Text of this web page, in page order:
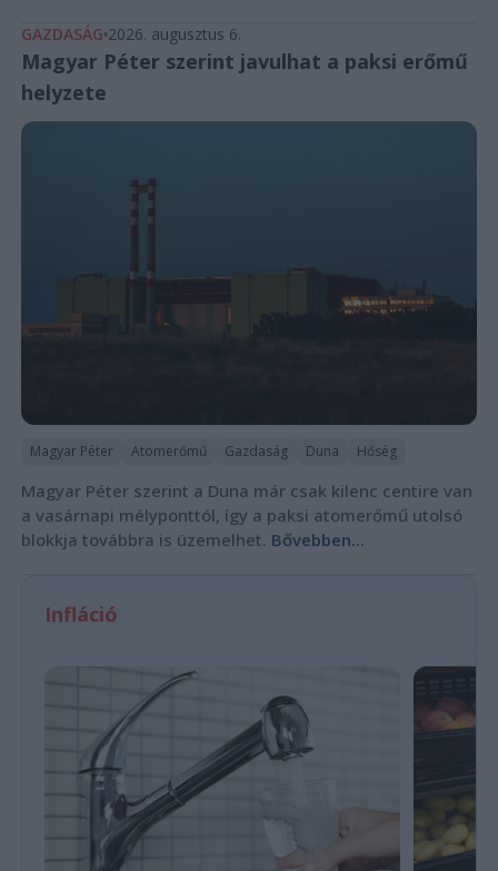
GAZDASÁG 2026. augusztus 6.
Magyar Péter szerint javulhat a paksi erőmű
helyzete
Magyar Péter Atomerőmű Gazdaság Duna Hőség
Magyar Péter szerint a Duna már csak kilenc centire van
a vasárnapi mélyponttól, így a paksi atomerőmű utolsó
blokkja továbbra is üzemelhet. Bővebben...
Infláció